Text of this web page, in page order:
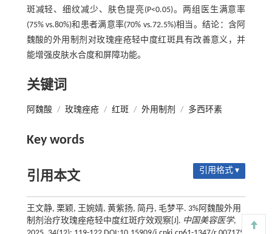
斑减轻、细纹减少、肤色提亮(P<0.05)。两组医生满意率
(75% vs.80%)和患者满意率(70% vs.72.5%)相当。结论：含阿
魏酸的外用制剂对玫瑰痤疮轻中度红斑具有改善意义，并
能增强皮肤水合度和屏障功能。
关键词
阿魏酸 / 玫瑰痤疮 / 红斑 / 外用制剂 / 多西环素
Key words
引用本文 引用格式 ▾
王文静, 栗颖, 王婉婧, 黄紫扬, 简丹, 毛梦平. 3%阿魏酸外用
制剂治疗玫瑰痤疮轻中度红斑疗效观察[J]. 中国美容医学,